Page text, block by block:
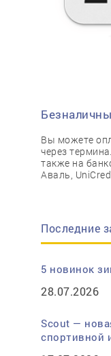
Последние
5 новинок
28.07.2026
Scout —
спортивной
Вы можете
через
также на
Аваль,